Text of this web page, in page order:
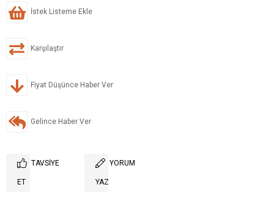
İstek Listeme Ekle
Karşılaştır
Fiyat Düşünce Haber Ver
Gelince Haber Ver
TAVSIYE
ET
YORUM
YAZ